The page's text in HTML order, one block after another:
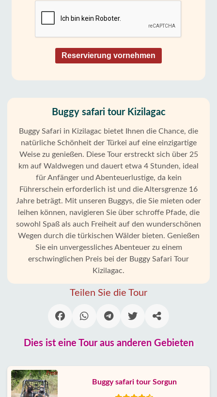
Reservierung vornehmen
Buggy safari tour Kizilagac
Buggy Safari in Kizilagac bietet Ihnen die Chance, die
natürliche Schönheit der Türkei auf eine einzigartige
Weise zu genießen. Diese Tour erstreckt sich über 25
km auf Waldwegen und dauert etwa 4 Stunden, ideal
für Anfänger und Abenteuerlustige, da kein
Führerschein erforderlich ist und die Altersgrenze 16
Jahre beträgt. Mit unseren Buggys, die Sie mieten oder
leihen können, navigieren Sie über schroffe Pfade, die
sowohl Spaß als auch Freiheit auf den wunderschönen
Wegen durch die türkischen Wälder bieten. Genießen
Sie ein unvergessliches Abenteuer zu einem
erschwinglichen Preis bei der Buggy Safari Tour
Kizilagac.
Teilen Sie die Tour
Dies ist eine Tour aus anderen Gebieten
Buggy safari tour Sorgun